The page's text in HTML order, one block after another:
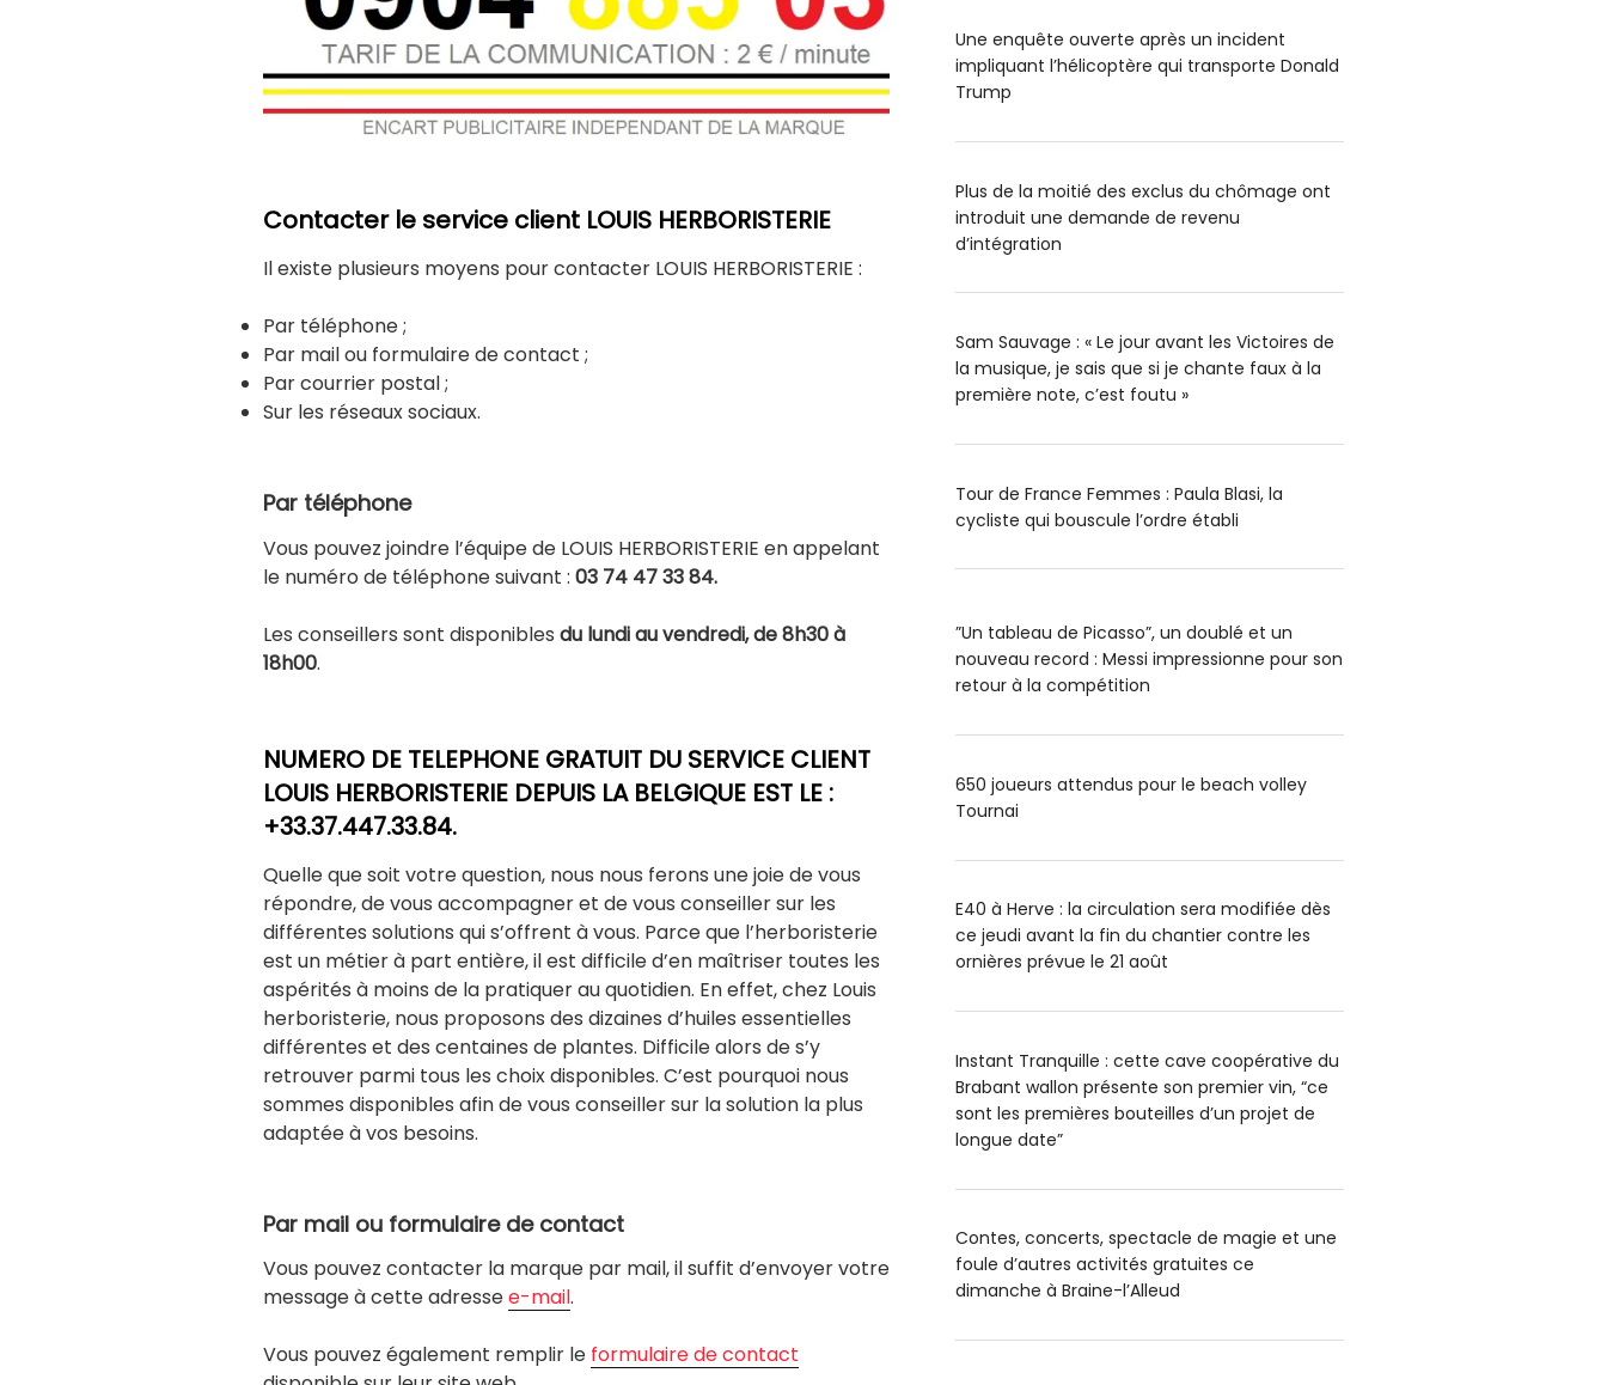
Contacter le service client LOUIS HERBORISTERIE
Il existe plusieurs moyens pour contacter LOUIS HERBORISTERIE :
Par téléphone ;
Par mail ou formulaire de contact ;
Par courrier postal ;
Sur les réseaux sociaux.
Par téléphone
Vous pouvez joindre l’équipe de LOUIS HERBORISTERIE en appelant
le numéro de téléphone suivant : 03 74 47 33 84.
Les conseillers sont disponibles du lundi au vendredi, de 8h30 à
18h00.
NUMERO DE TELEPHONE GRATUIT DU SERVICE CLIENT
LOUIS HERBORISTERIE DEPUIS LA BELGIQUE EST LE :
+33.37.447.33.84.
Quelle que soit votre question, nous nous ferons une joie de vous
répondre, de vous accompagner et de vous conseiller sur les
différentes solutions qui s’offrent à vous. Parce que l’herboristerie
est un métier à part entière, il est difficile d’en maîtriser toutes les
aspérités à moins de la pratiquer au quotidien. En effet, chez Louis
herboristerie, nous proposons des dizaines d’huiles essentielles
différentes et des centaines de plantes. Difficile alors de s’y
retrouver parmi tous les choix disponibles. C’est pourquoi nous
sommes disponibles afin de vous conseiller sur la solution la plus
adaptée à vos besoins.
Par mail ou formulaire de contact
Vous pouvez contacter la marque par mail, il suffit d’envoyer votre
message à cette adressee-mail.
Vous pouvez également remplir le formulaire de contact
Une enquête ouverte après un incident
impliquant l’hélicoptère qui transporte Donald
Trump
Plus de la moitié des exclus du chômage ont
introduit une demande de revenu
d’intégration
Sam Sauvage : « Le jour avant les Victoires de
la musique, je sais que si je chante faux à la
première note, c’est foutu »
Tour de France Femmes : Paula Blasi, la
cycliste qui bouscule l’ordre établi
”Un tableau de Picasso”, un doublé et un
nouveau record : Messi impressionne pour son
retour à la compétition
650 joueurs attendus pour le beach volley
Tournai
E40 à Herve : la circulation sera modifiée dès
ce jeudi avant la fin du chantier contre les
ornières prévue le 21 août
Instant Tranquille : cette cave coopérative du
Brabant wallon présente son premier vin, “ce
sont les premières bouteilles d’un projet de
longue date”
Contes, concerts, spectacle de magie et une
foule d’autres activités gratuites ce
dimanche à Braine-l’Alleud